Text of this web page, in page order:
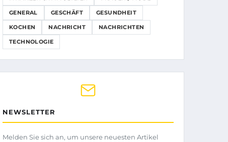
GENERAL GESCHÄFT GESUNDHEIT
KOCHEN NACHRICHT NACHRICHTEN
TECHNOLOGIE
NEWSLETTER
Melden Sie sich an, um unsere neuesten Artikel